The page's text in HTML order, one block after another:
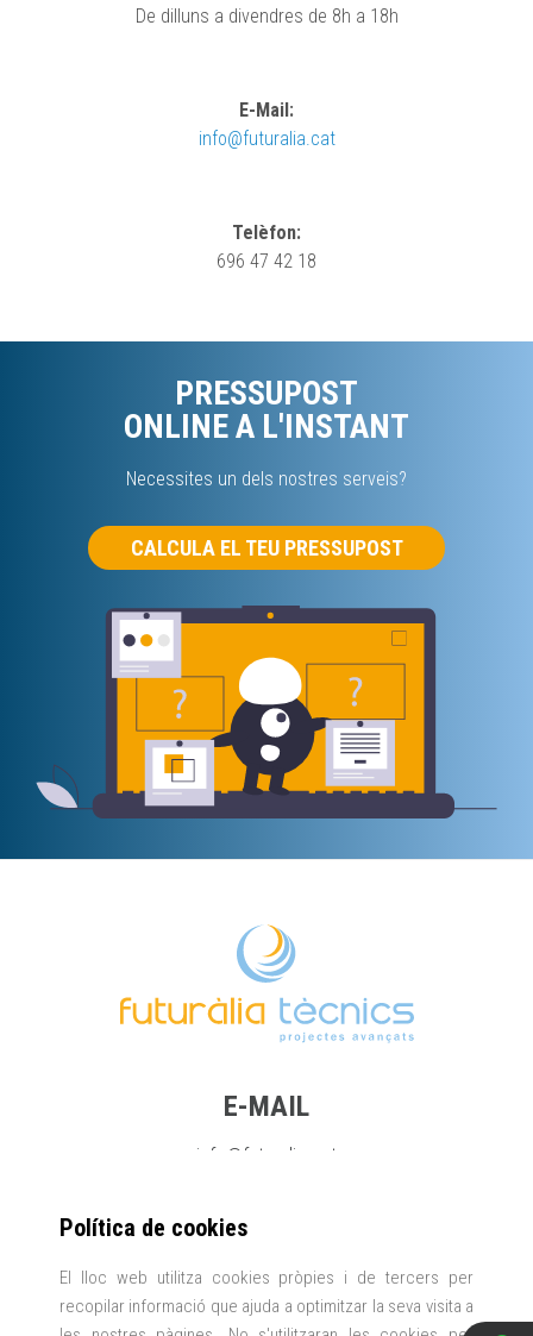
De dilluns a divendres de 8h a 18h
E-Mail:
info@futuralia.cat
Telèfon:
696 47 42 18
PRESSUPOST
ONLINE A L'INSTANT
Necessites un dels nostres serveis?
CALCULA EL TEU PRESSUPOST
E-MAIL
info@futuralia.cat
TELÈFON
+34 696 47 42 18
Política de cookies
El lloc web utilitza cookies pròpies i de tercers per
recopilar informació que ajuda a optimitzar la seva visita a